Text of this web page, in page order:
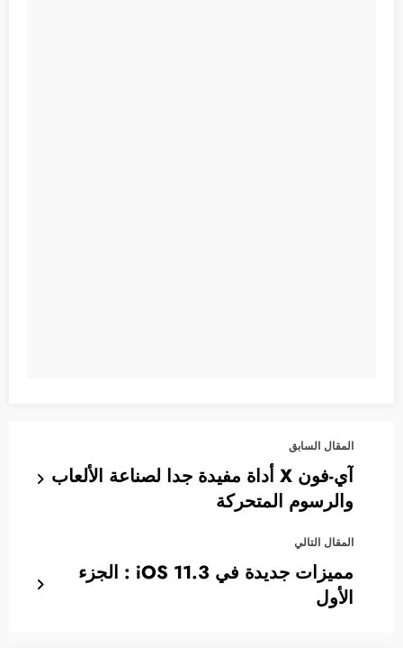
المقال السابق
آي-فون X أداة مفيدة جدا لصناعة الألعاب
والرسوم المتحركة
المقال التالي
مميزات جديدة في iOS 11.3 : الجزء
الأول